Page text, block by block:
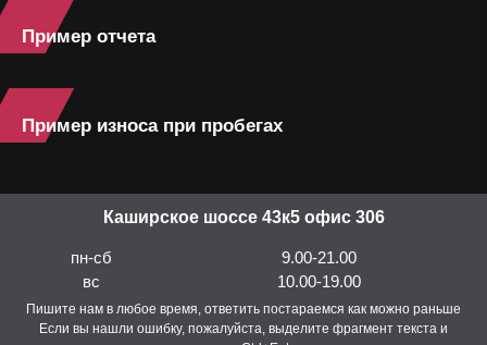
Пример отчета
Пример износа при пробегах
Каширское шоссе 43к5 офис 306
пн-сб
9.00-21.00
вс
10.00-19.00
Пишите нам в любое время, ответить постараемся как можно раньше
Если вы нашли ошибку, пожалуйста, выделите фрагмент текста и